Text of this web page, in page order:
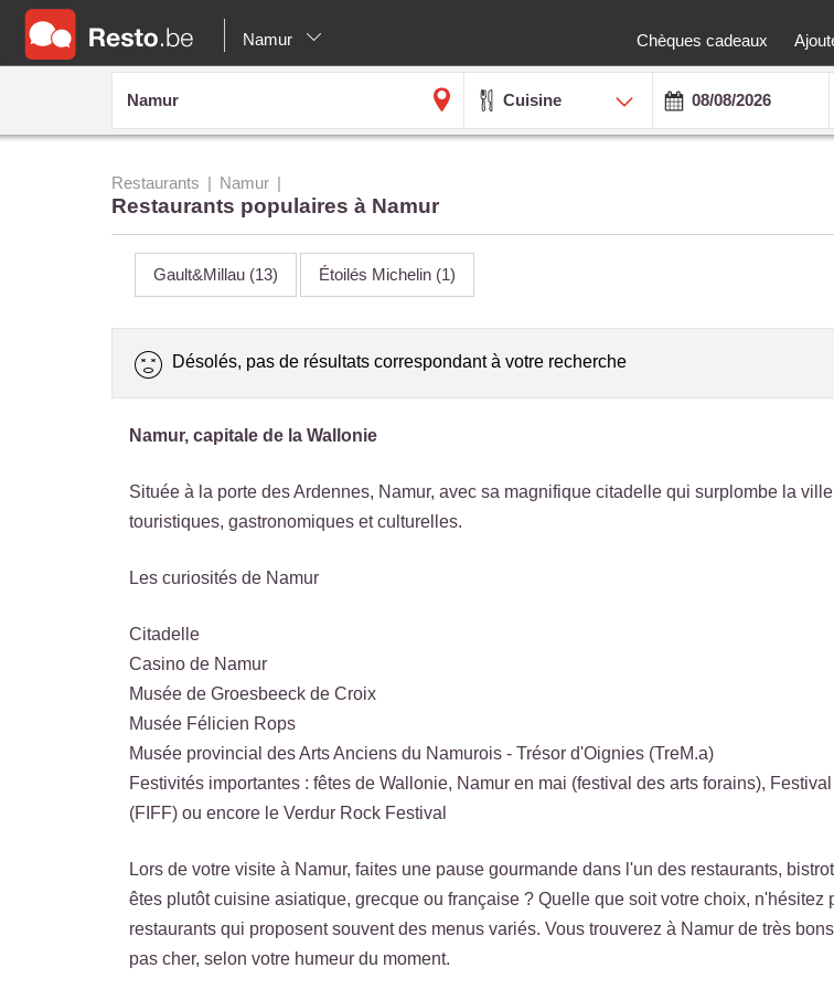
Namur Chèques cadeaux
Cuisine
Restaurants Namur
Restaurants populaires à Namur
Gault&Millau (13) Étoilés Michelin (1)
Désolés, pas de résultats correspondant à votre recherche
Namur, capitale de la Wallonie
Située à la porte des Ardennes, Namur, avec sa magnifique citadelle qui surplombe la
touristiques, gastronomiques et culturelles.
Les curiosités de Namur
Citadelle
Casino de Namur
Musée de Groesbeeck de Croix
Musée Félicien Rops
Musée provincial des Arts Anciens du Namurois - Trésor d'Oignies (TreM.a)
Festivités importantes : fêtes de Wallonie, Namur en mai (festival des arts forains),
(FIFF) ou encore le Verdur Rock Festival
Lors de votre visite à Namur, faites une pause gourmande dans l'un des restaurants,
êtes plutôt cuisine asiatique, grecque ou française ? Quelle que soit votre choix, n'hésitez
restaurants qui proposent souvent des menus variés. Vous trouverez à Namur de très
pas cher, selon votre humeur du moment.